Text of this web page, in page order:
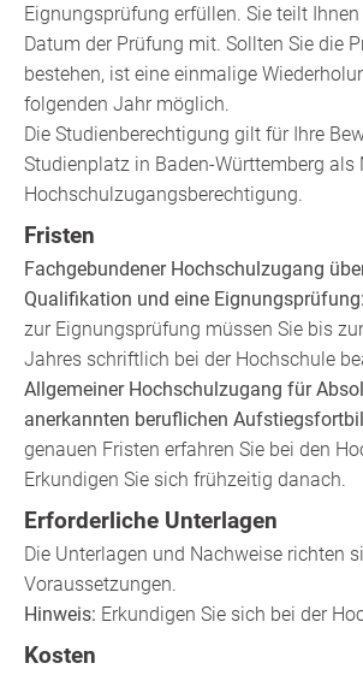
Eignungsprüfung erfüllen. Sie teilt
Datum der Prüfung mit. Sollten Sie die
bestehen, ist eine einmalige
folgenden Jahr möglich.
Die Studienberechtigung gilt für Ihre
Studienplatz in Baden-Württemberg als
Hochschulzugangsberechtigung.
Fristen
Fachgebundener Hochschulzugang
Qualifikation und eine Eignungsprüfung:
zur Eignungsprüfung müssen Sie bis
Jahres schriftlich bei der Hochschule
Allgemeiner Hochschulzugang für
anerkannten beruflichen
genauen Fristen erfahren Sie bei den
Erkundigen Sie sich frühzeitig danach.
Erforderliche Unterlagen
Die Unterlagen und Nachweise richten
Voraussetzungen.
Hinweis: Erkundigen Sie sich bei der
Kosten